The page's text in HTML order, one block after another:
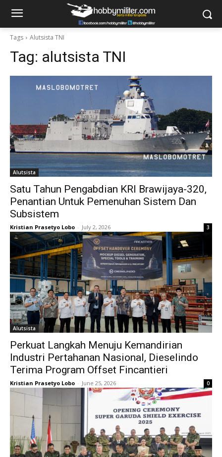
Tags Alutsista TNI
Tag: alutsista TNI
Alutsista
Satu Tahun Pengabdian KRI Brawijaya-320,
Penantian Untuk Pemenuhan Sistem Dan
Subsistem
Kristian Prasetyo Lobo - July 2, 2026 3
Alutsista
Perkuat Langkah Menuju Kemandirian
Industri Pertahanan Nasional, Dieselindo
Terima Program Offset Fincantieri
Kristian Prasetyo Lobo - June 25, 2026 0